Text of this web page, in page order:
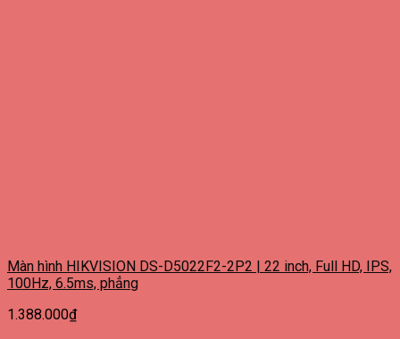
Màn hình HIKVISION DS-D5022F2-2P2 | 22 inch, Full HD, IPS,
100Hz, 6.5ms, phẳng
1.388.000₫